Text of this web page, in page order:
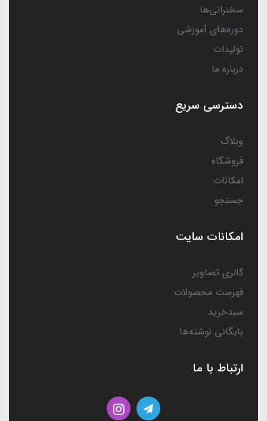
سخنرانی‌ها
دوره‌های آموزشی
تولیدات
درباره ما
دسترسی سریع
وبلاگ
فروشگاه
امکانات
جستجو
امکانات سایت
گالری تصاویر
فهرست محصولات
سبدخرید
بایگانی نوشته‌ها
ارتباط با ما